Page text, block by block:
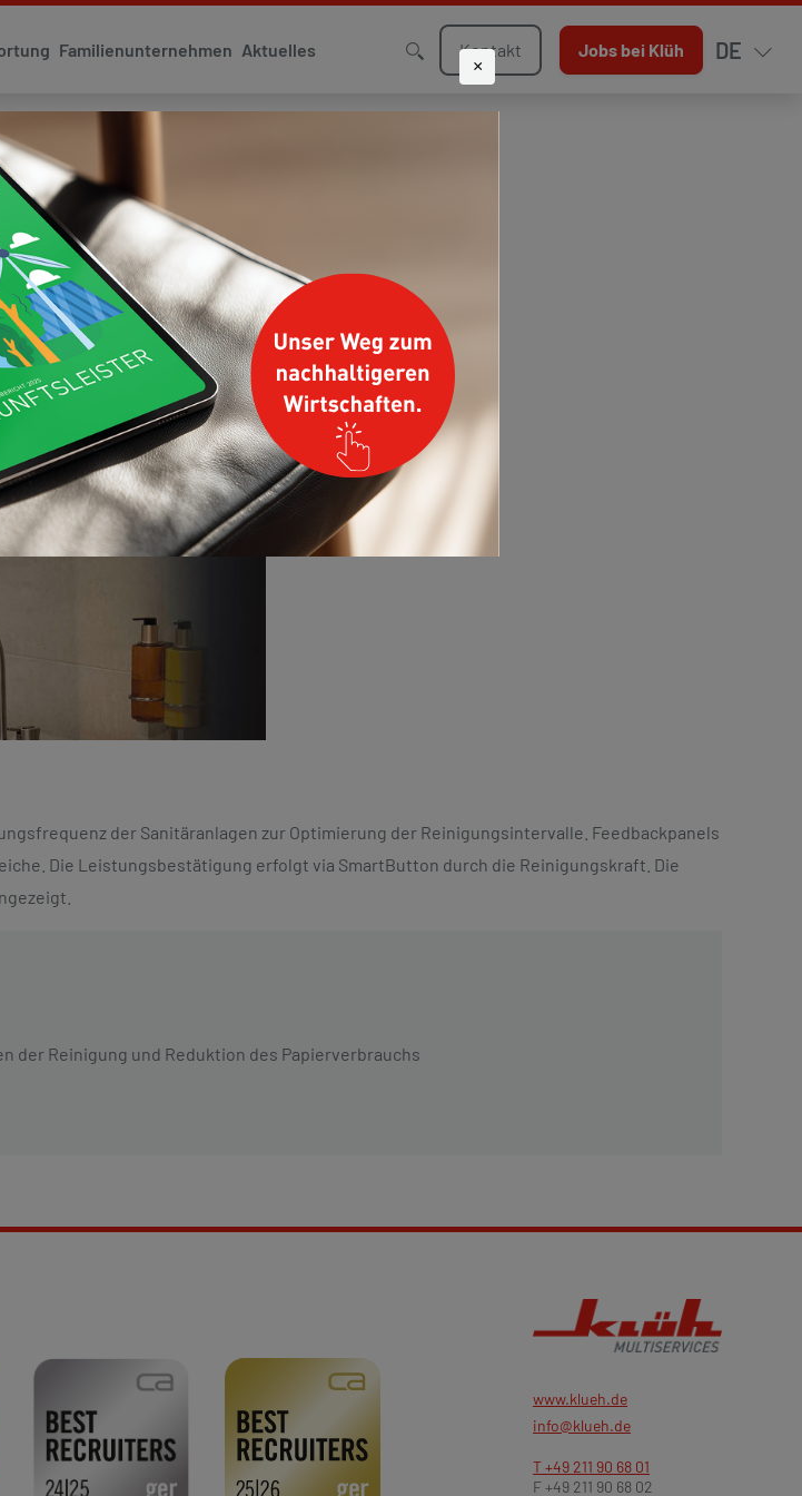
Familienunternehmen Aktuelles Kontakt Jobs bei Klüh DE
der Sanitäranlagen zur Optimierung der Reinigungsintervalle. Feedbackpanels
Die Leistungsbestätigung erfolgt via SmartButton durch die Reinigungskraft. Die
der Reinigung und Reduktion des Papierverbrauchs
www.klueh.de
info@klueh.de
T +49 211 90 68 01
F +49 211 90 68 02
×